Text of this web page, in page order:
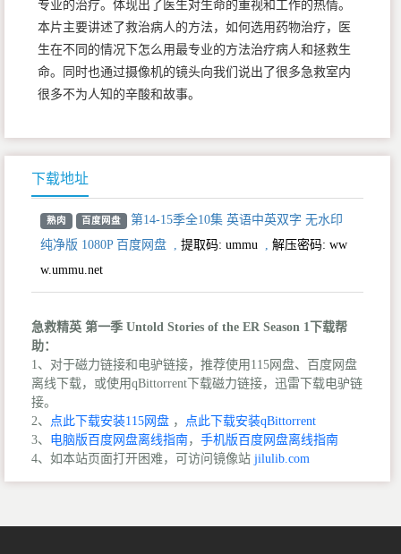
专业的治疗。体现出了医生对生命的重视和工作的热情。
本片主要讲述了救治病人的方法，如何选用药物治疗，医
生在不同的情况下怎么用最专业的方法治疗病人和拯救生
命。同时也通过摄像机的镜头向我们说出了很多急救室内
很多不为人知的辛酸和故事。
下载地址
熟肉 百度网盘
第14-15季全10集 英语中英双字 无水印
纯净版 1080P 百度网盘
提取码: ummu
解压密码: ww
w.ummu.net
急救精英 第一季 Untold Stories of the ER Season 1下载帮
助：
1、对于磁力链接和电驴链接，推荐使用115网盘、百度网盘
离线下载，或使用qBittorrent下载磁力链接，迅雷下载电驴链
接。
2、
点此下载安装115网盘 ，
点此下载安装qBittorrent
3、
电脑版百度网盘离线指南， 手机版百度网盘离线指南
4、如本站页面打开困难，可访问镜像站 jilulib.com